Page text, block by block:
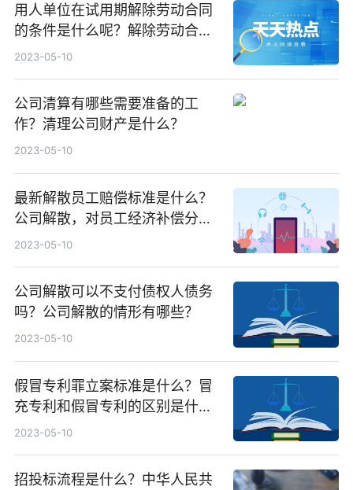
用人单位在试用期解除劳动合同
的条件是什么呢？解除劳动合同
法律依据是什么？
2023-05-10
公司清算有哪些需要准备的工
作？清理公司财产是什么？
2023-05-10
最新解散员工赔偿标准是什么？
公司解散，对员工经济补偿分为
哪些情况？公司解散有几种情
2023-05-10
公司解散可以不支付债权人债务
吗？公司解散的情形有哪些？
2023-05-10
假冒专利罪立案标准是什么？冒
充专利和假冒专利的区别是什
么？
2023-05-10
招投标流程是什么？中华人民共